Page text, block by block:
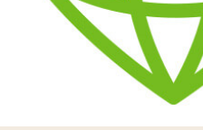
レビューを見る（2）
長さがありますので持ちやすく、